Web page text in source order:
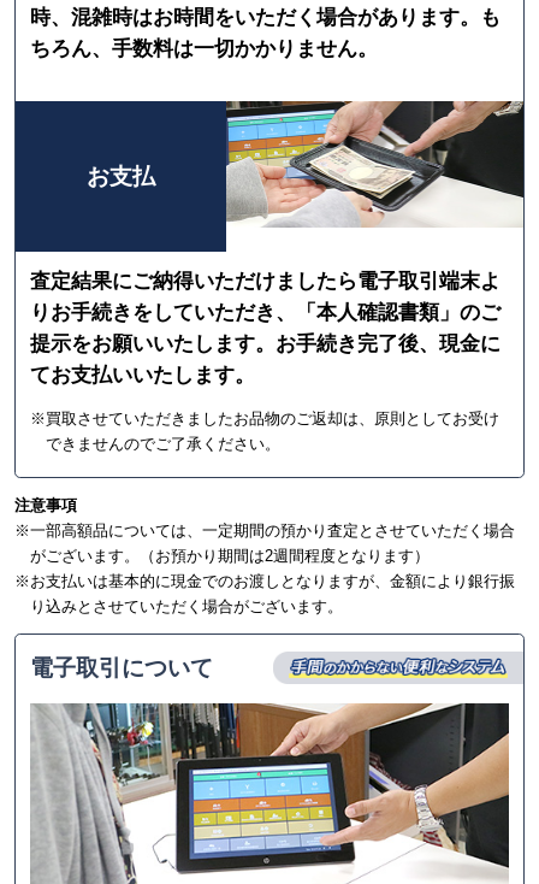
時、混雑時はお時間をいただく場合があります。も
ちろん、手数料は一切かかりません。
お支払
査定結果にご納得いただけましたら電子取引端末よ
りお手続きをしていただき、「本人確認書類」のご
提示をお願いいたします。お手続き完了後、現金に
てお支払いいたします。
※買取させていただきましたお品物のご返却は、原則としてお受け
できませんのでご了承ください。
注意事項
※一部高額品については、一定期間の預かり査定とさせていただく場合
がございます。（お預かり期間は2週間程度となります）
※お支払いは基本的に現金でのお渡しとなりますが、金額により銀行振
り込みとさせていただく場合がございます。
電子取引について